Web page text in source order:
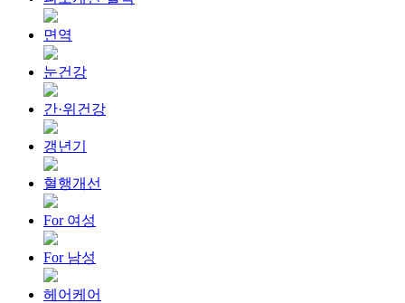
면역
눈건강
간·위건강
갱년기
혈행개선
For 여성
For 남성
헤어케어